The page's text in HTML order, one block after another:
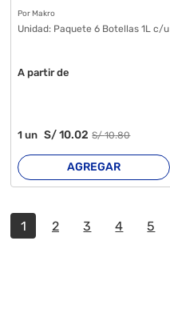
Por Makro
Unidad: Paquete 6 Botellas 1L c/u
A partir de
1un S/10.02 S/10.80
AGREGAR
1 2 3 4 5